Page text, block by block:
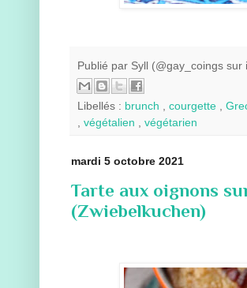
Publié par Syll (@gay_coings sur
Libellés : brunch courgette
végétalien végétarien
mardi 5 octobre 2021
Tarte aux oignons
(Zwiebelkuchen)